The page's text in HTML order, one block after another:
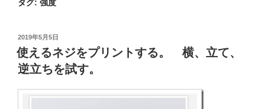
タグ: 強度
投
稿
日:
2019年5月5日
使えるネジをプリントする。 横、立て、
逆立ちを試す。